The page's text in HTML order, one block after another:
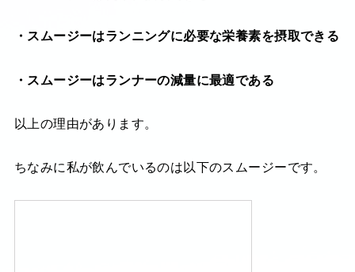
・スムージーはランニングに必要な栄養素を摂取できる
・スムージーはランナーの減量に最適である
以上の理由があります。
ちなみに私が飲んでいるのは以下のスムージーです。